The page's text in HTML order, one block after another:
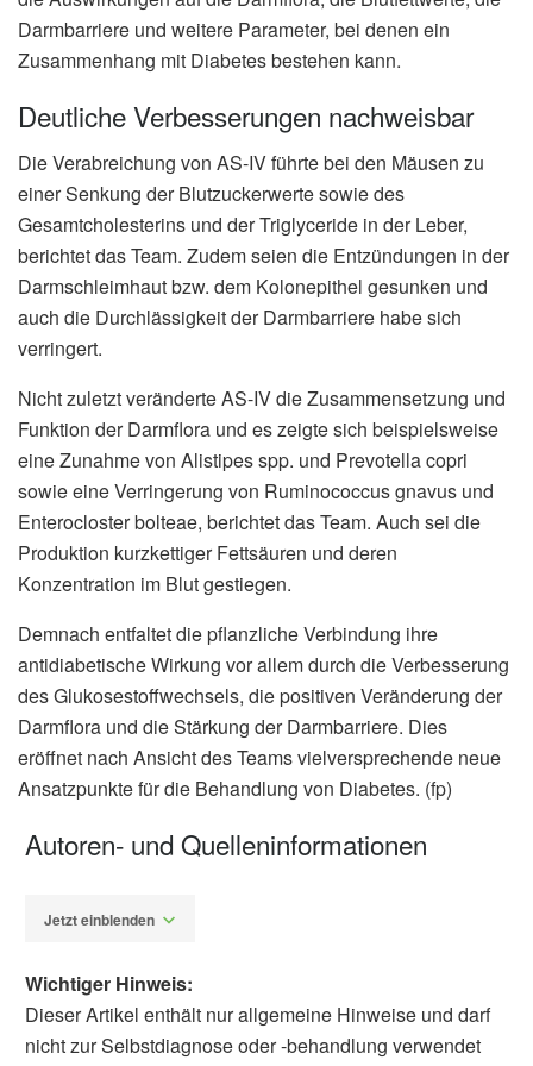
Darmbarriere und weitere Parameter, bei denen ein
Zusammenhang mit Diabetes bestehen kann.
Deutliche Verbesserungen nachweisbar
Die Verabreichung von AS-IV führte bei den Mäusen zu
einer Senkung der Blutzuckerwerte sowie des
Gesamtcholesterins und der Triglyceride in der Leber,
berichtet das Team. Zudem seien die Entzündungen in der
Darmschleimhaut bzw. dem Kolonepithel gesunken und
auch die Durchlässigkeit der Darmbarriere habe sich
verringert.
Nicht zuletzt veränderte AS-IV die Zusammensetzung und
Funktion der Darmflora und es zeigte sich beispielsweise
eine Zunahme von Alistipes spp. und Prevotella copri
sowie eine Verringerung von Ruminococcus gnavus und
Enterocloster bolteae, berichtet das Team. Auch sei die
Produktion kurzkettiger Fettsäuren und deren
Konzentration im Blut gestiegen.
Demnach entfaltet die pflanzliche Verbindung ihre
antidiabetische Wirkung vor allem durch die Verbesserung
des Glukosestoffwechsels, die positiven Veränderung der
Darmflora und die Stärkung der Darmbarriere. Dies
eröffnet nach Ansicht des Teams vielversprechende neue
Ansatzpunkte für die Behandlung von Diabetes. (fp)
Autoren- und Quelleninformationen
Jetzt einblenden
Wichtiger Hinweis:
Dieser Artikel enthält nur allgemeine Hinweise und darf
nicht zur Selbstdiagnose oder -behandlung verwendet